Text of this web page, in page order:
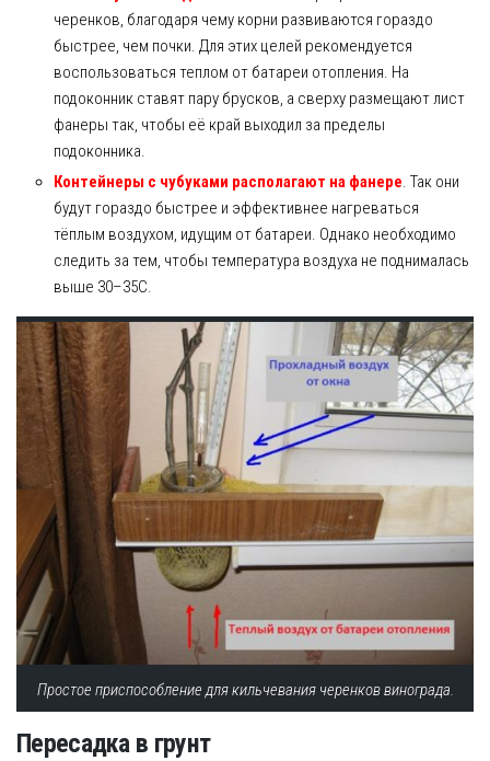
черенков, благодаря чему корни развиваются гораздо
быстрее, чем почки. Для этих целей рекомендуется
воспользоваться теплом от батареи отопления. На
подоконник ставят пару брусков, а сверху размещают лист
фанеры так, чтобы её край выходил за пределы
подоконника.
Контейнеры с чубуками располагают на фанере. Так они
будут гораздо быстрее и эффективнее нагреваться
тёплым воздухом, идущим от батареи. Однако необходимо
следить за тем, чтобы температура воздуха не поднималась
выше 30–35С.
Простое приспособление для кильчевания черенков винограда.
Пересадка в грунт